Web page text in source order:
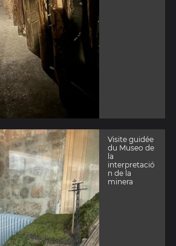
Visite guidée
du Museo de
la
interpretació
n de la
minera